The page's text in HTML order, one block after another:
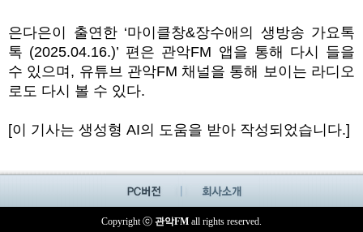
은다은이 출연한 ‘마이클창&장수애의 생방송 가요톡
톡 (2025.04.16.)’ 편은 관악FM 앱을 통해 다시 들을
수 있으며, 유튜브 관악FM 채널을 통해 보이는 라디오
로도 다시 볼 수 있다.
[이 기사는 생성형 AI의 도움을 받아 작성되었습니다.]
Copyright ⓒ 관악FM all rights reserved.